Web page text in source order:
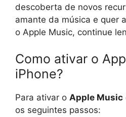
descoberta de novos
amante da música e quer
o Apple Music, continue
Como ativar o
iPhone?
Para ativar o Apple Music
os seguintes passos: